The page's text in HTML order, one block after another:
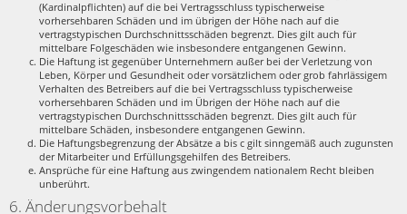
(Kardinalpflichten) auf die bei Vertragsschluss typischerweise
vorhersehbaren Schäden und im übrigen der Höhe nach auf die
vertragstypischen Durchschnittsschäden begrenzt. Dies gilt auch für
mittelbare Folgeschäden wie insbesondere entgangenen Gewinn.
Die Haftung ist gegenüber Unternehmern außer bei der Verletzung von
Leben, Körper und Gesundheit oder vorsätzlichem oder grob fahrlässigem
Verhalten des Betreibers auf die bei Vertragsschluss typischerweise
vorhersehbaren Schäden und im Übrigen der Höhe nach auf die
vertragstypischen Durchschnittsschäden begrenzt. Dies gilt auch für
mittelbare Schäden, insbesondere entgangenen Gewinn.
Die Haftungsbegrenzung der Absätze a bis c gilt sinngemäß auch zugunsten
der Mitarbeiter und Erfüllungsgehilfen des Betreibers.
Ansprüche für eine Haftung aus zwingendem nationalem Recht bleiben
unberührt.
6. Änderungsvorbehalt